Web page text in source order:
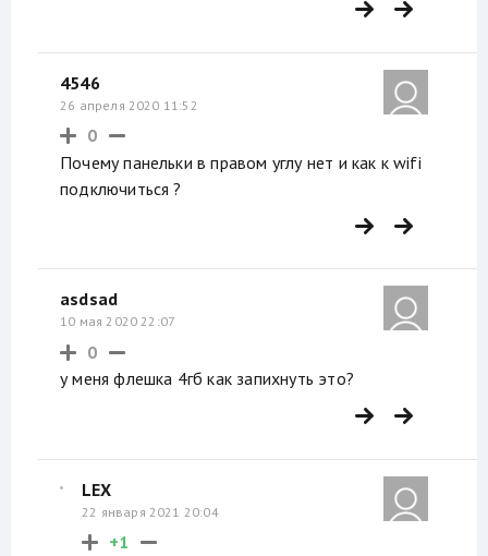
4546
26 апреля 2020 11:52
0
Почему панельки в правом углу нет и как к wifi
подключиться ?
asdsad
10 мая 2020 22:07
0
у меня флешка 4гб как запихнуть это?
LEX
22 января 2021 20:04
+1